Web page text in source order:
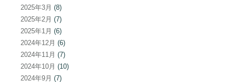
2025年3月 (8)
2025年2月 (7)
2025年1月 (6)
2024年12月 (6)
2024年11月 (7)
2024年10月 (10)
2024年9月 (7)